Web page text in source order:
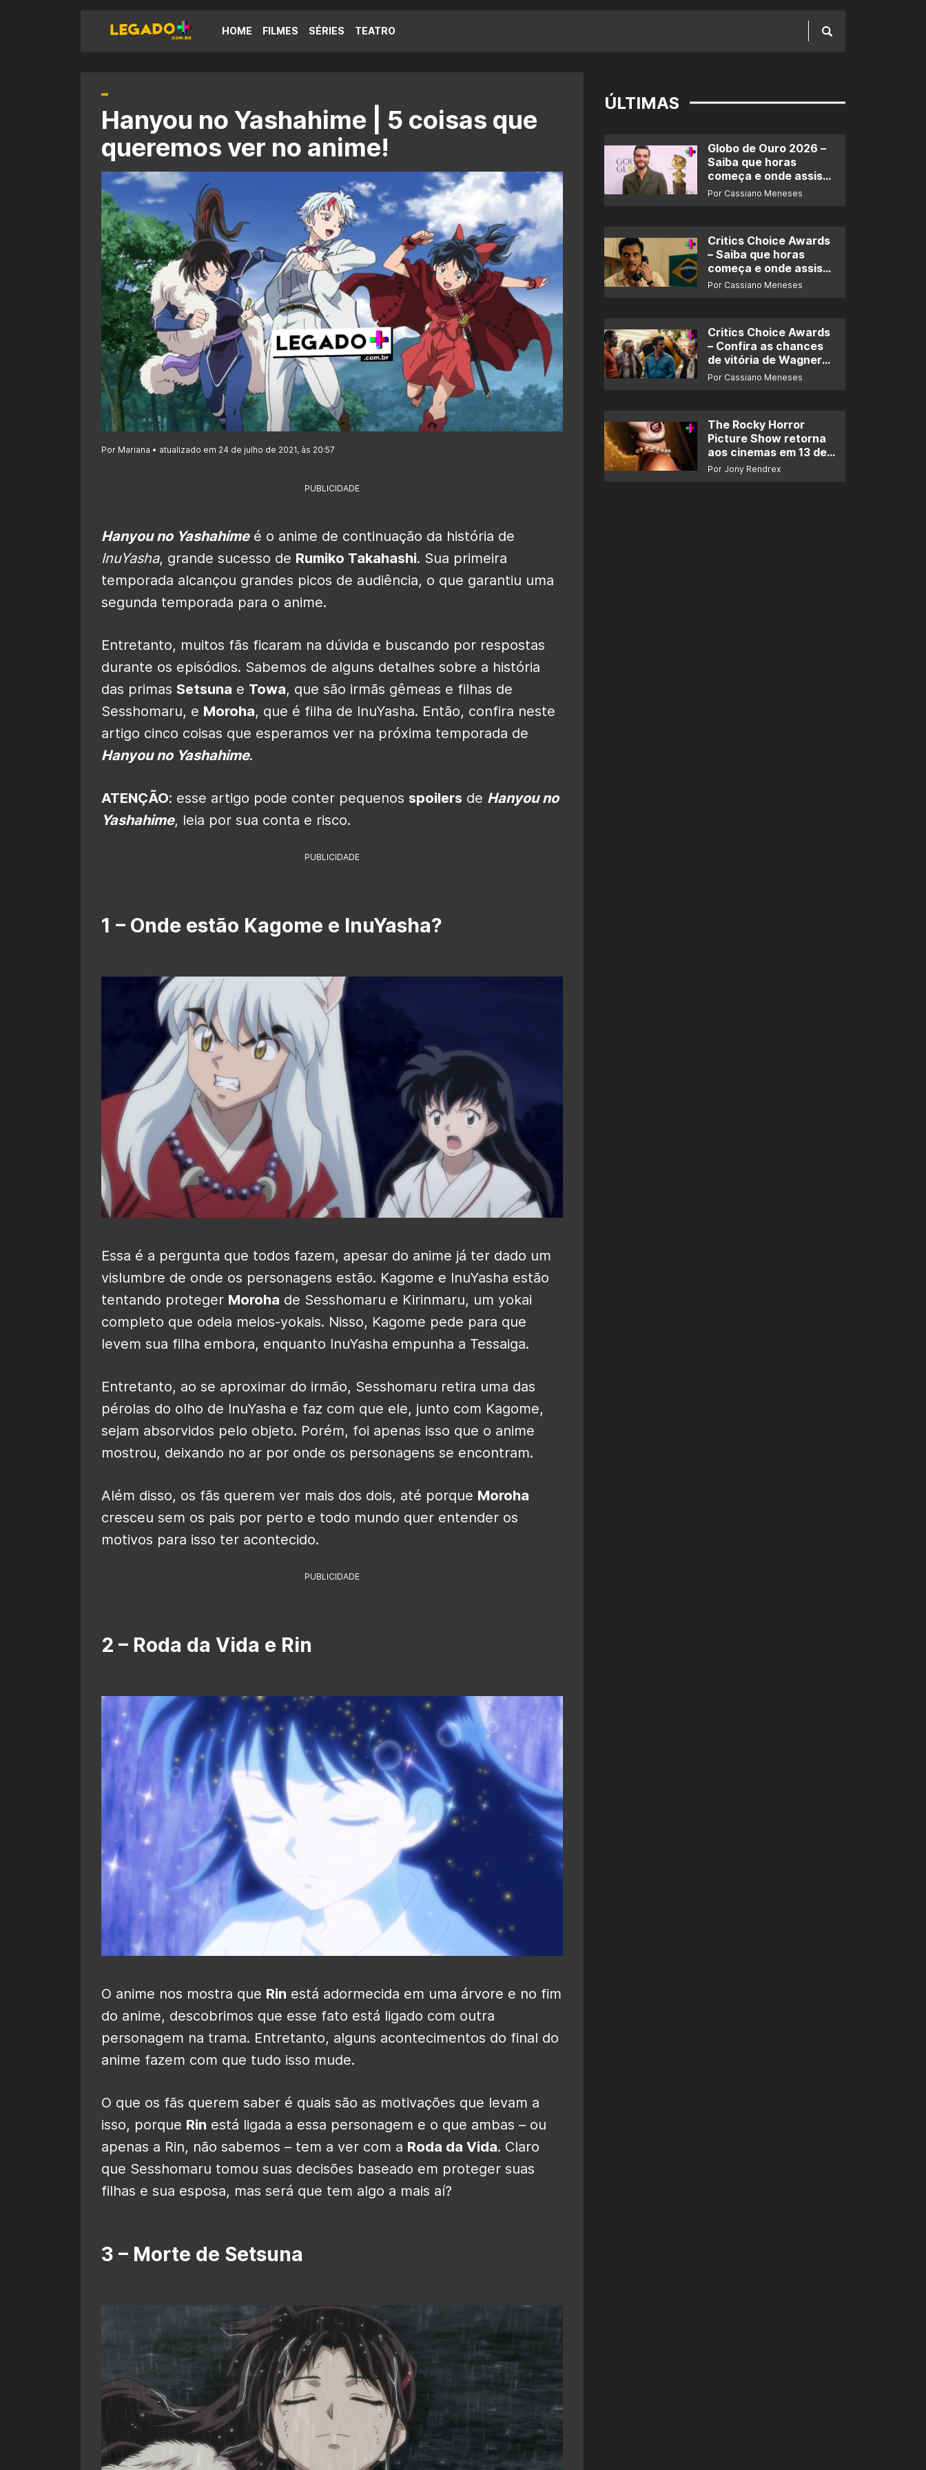
HOME FILMES SÉRIES TEATRO
Hanyou no Yashahime | 5 coisas que
queremos ver no anime!
Por Mariana • atualizado em 24 de julho de 2021, às 20:57
PUBLICIDADE
Hanyou no Yashahimeé o anime de continuação da história de
InuYasha, grande sucesso de Rumiko Takahashi. Sua primeira
temporada alcançou grandes picos de audiência, o que garantiu uma
segunda temporada para o anime.
Entretanto, muitos fãs ficaram na dúvida e buscando por respostas
durante os episódios. Sabemos de alguns detalhes sobre a história
das primas Setsuna e Towa, que são irmãs gêmeas e filhas de
Sesshomaru, e Moroha, que é filha de InuYasha. Então, confira neste
artigo cinco coisas que esperamos ver na próxima temporada de
Hanyou no Yashahime.
ATENÇÃO: esse artigo pode conter pequenos spoilers de Hanyou no
Yashahime, leia por sua conta e risco.
PUBLICIDADE
1 – Onde estão Kagome e InuYasha?
Essa é a pergunta que todos fazem, apesar do anime já ter dado um
vislumbre de onde os personagens estão. Kagome e InuYasha estão
tentando proteger Moroha de Sesshomaru e Kirinmaru, um yokai
completo que odeia meios-yokais. Nisso, Kagome pede para que
levem sua filha embora, enquanto InuYasha empunha a Tessaiga.
Entretanto, ao se aproximar do irmão, Sesshomaru retira uma das
pérolas do olho de InuYasha e faz com que ele, junto com Kagome,
sejam absorvidos pelo objeto. Porém, foi apenas isso que o anime
mostrou, deixando no ar por onde os personagens se encontram.
Além disso, os fãs querem ver mais dos dois, até porque Moroha
cresceu sem os pais por perto e todo mundo quer entender os
motivos para isso ter acontecido.
PUBLICIDADE
2 – Roda da Vida e Rin
O anime nos mostra que Rin está adormecida em uma árvore e no fim
do anime, descobrimos que esse fato está ligado com outra
personagem na trama. Entretanto, alguns acontecimentos do final do
anime fazem com que tudo isso mude.
O que os fãs querem saber é quais são as motivações que levam a
isso, porque Rin está ligada a essa personagem e o que ambas – ou
apenas a Rin, não sabemos – tem a ver com a Roda da Vida. Claro
que Sesshomaru tomou suas decisões baseado em proteger suas
filhas e sua esposa, mas será que tem algo a mais aí?
3 – Morte de Setsuna
ÚLTIMAS
Globo de Ouro 2026 –
Saiba que horas
começa e onde assistir
ao prêmio
Por Cassiano Meneses
Critics Choice Awards
– Saiba que horas
começa e onde assistir
ao prêmio
Por Cassiano Meneses
Critics Choice Awards
– Confira as chances
de vitória de Wagner
Moura e de ‘O Agente
Por Cassiano Meneses
The Rocky Horror
Picture Show retorna
aos cinemas em 13 de
novembro
Por Jony Rendrex